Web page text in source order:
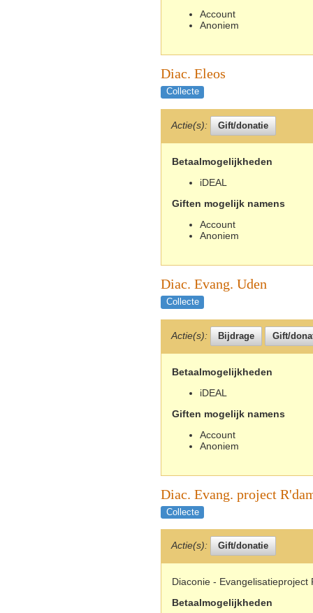
Account
Anoniem
Diac. Eleos
Collecte
Actie(s):
Betaalmogelijkheden
iDEAL
Giften mogelijk namens
Account
Anoniem
Diac. Evang. Uden
Collecte
Actie(s):
Betaalmogelijkheden
iDEAL
Giften mogelijk namens
Account
Anoniem
Diac. Evang. project
Collecte
Actie(s):
Diaconie - Evangelisatieproject
Betaalmogelijkheden